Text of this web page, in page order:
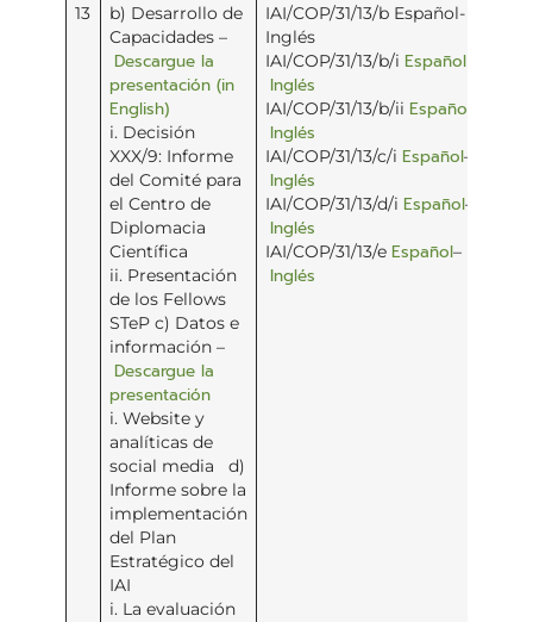
13
b) Desarrollo de
Capacidades –
Descargue la
presentación (in
English)
i. Decisión
XXX/9: Informe
del Comité para
el Centro de
Diplomacia
Científica
ii. Presentación
de los Fellows
STeP c) Datos e
información –
Descargue la
presentación
i. Website y
analíticas de
social media d)
Informe sobre la
implementación
del Plan
Estratégico del
IAI
i. La evaluación
IAI/COP/31/13/b Español-
Inglés
IAI/COP/31/13/b/i Español–
Inglés
IAI/COP/31/13/b/ii Español
Inglés
IAI/COP/31/13/c/i Español–
Inglés
IAI/COP/31/13/d/i Español–
Inglés
IAI/COP/31/13/e Español–
Inglés